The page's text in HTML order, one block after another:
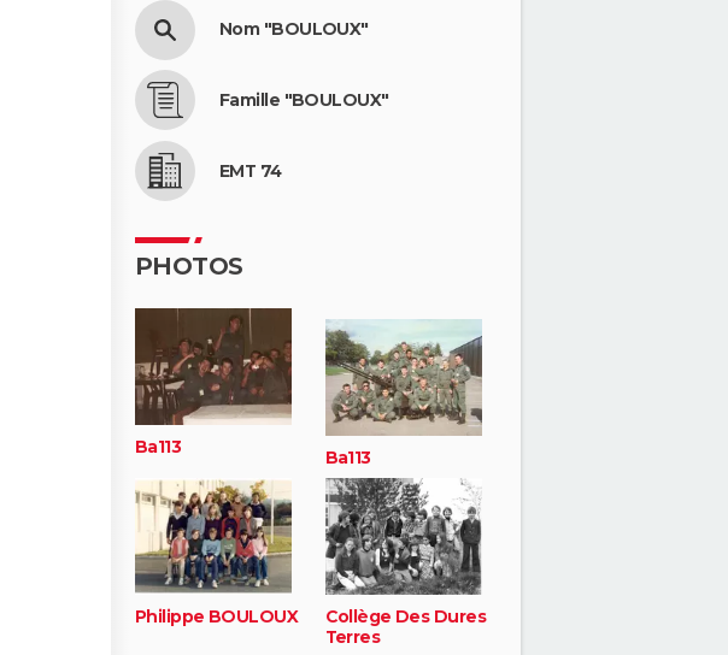
Nom "BOULOUX"
Famille "BOULOUX"
EMT 74
PHOTOS
Ba113 Ba113
Philippe BOULOUX
Collège Des Dures
Terres